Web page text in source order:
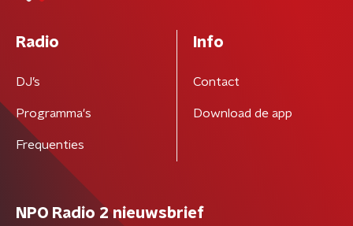
Radio
DJ’s
Programma's
Frequenties
Info
Contact
Download de app
NPO Radio 2 nieuwsbrief